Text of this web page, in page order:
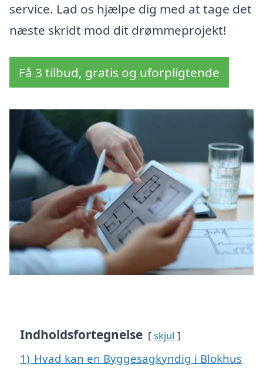
service. Lad os hjælpe dig med at tage det
næste skridt mod dit drømmeprojekt!
Få 3 tilbud, gratis og uforpligtende
Indholdsfortegnelse skjul
1) Hvad kan en Byggesagkyndig i Blokhus